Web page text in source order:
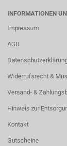
INFORMATIONEN
Impressum
AGB
Widerrufsrecht &
Versand- &
Hinweis zur
Kontakt
Gutscheine